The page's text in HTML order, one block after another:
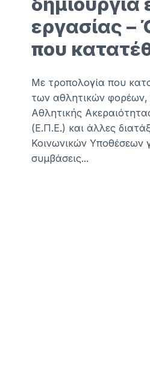
εργασίας –
που
Με τροπολογία που
των αθλητικών φορέων,
Αθλητικής
(Ε.Π.Ε.) και άλλες
Κοινωνικών Υποθέσεων
συμβάσεις...